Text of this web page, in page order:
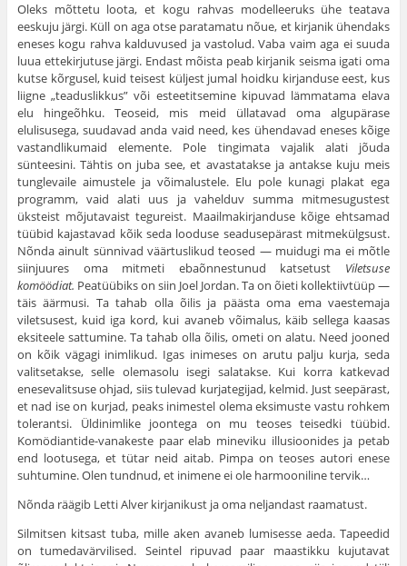
Oleks mõttetu loota, et kogu rahvas modelleeruks ühe teatava
eeskuju järgi. Küll on aga otse paratamatu nõue, et kirjanik ühendaks
eneses kogu rahva kalduvused ja vastolud. Vaba vaim aga ei suuda
luua ettekirjutuse järgi. Endast mõista peab kirjanik seisma igati oma
kutse kõrgusel, kuid teisest küljest jumal hoidku kirjanduse eest, kus
liigne „teaduslikkus” või esteetitsemine kipuvad lämmatama elava
elu hingeõhku. Teoseid, mis meid üllatavad oma algupärase
elulisusega, suudavad anda vaid need, kes ühendavad eneses kõige
vastandlikumaid elemente. Pole tingimata vajalik alati jõuda
sünteesini. Tähtis on juba see, et avastatakse ja antakse kuju meis
tunglevaile aimustele ja võimalustele. Elu pole kunagi plakat ega
programm, vaid alati uus ja vahelduv summa mitmesugustest
üksteist mõjutavaist tegureist. Maailmakirjanduse kõige ehtsamad
tüübid kajastavad kõik seda looduse seadusepärast mitmekülgsust.
Nõnda ainult sünnivad väärtuslikud teosed — muidugi ma ei mõtle
siinjuures oma mitmeti ebaõnnestunud katsetust Viletsuse
komöödiat. Peatüübiks on siin Joel Jordan. Ta on õieti kollektiivtüüp —
täis äärmusi. Ta tahab olla õilis ja päästa oma ema vaestemaja
viletsusest, kuid iga kord, kui avaneb võimalus, käib sellega kaasas
eksiteele sattumine. Ta tahab olla õilis, ometi on alatu. Need jooned
on kõik vägagi inimlikud. Igas inimeses on arutu palju kurja, seda
valitsetakse, selle olemasolu isegi salatakse. Kui korra katkevad
enesevalitsuse ohjad, siis tulevad kurjategijad, kelmid. Just seepärast,
et nad ise on kurjad, peaks inimestel olema eksimuste vastu rohkem
tolerantsi. Üldinimlike joontega on mu teoses teisedki tüübid.
Komödiantide-vanakeste paar elab mineviku illusioonides ja petab
end lootusega, et tütar neid aitab. Pimpa on teoses autori enese
suhtumine. Olen tundnud, et inimene ei ole harmooniline tervik…
Nõnda räägib Letti Alver kirjanikust ja oma neljandast raamatust.
Silmitsen kitsast tuba, mille aken avaneb lumisesse aeda. Tapeedid
on tumedavärvilised. Seintel ripuvad paar maastikku kujutavat